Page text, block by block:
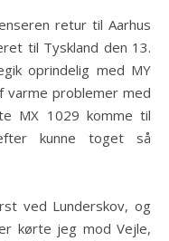
til Tyskland den 13.
oprindelig med MY
varme problemer med
MX 1029 komme til
kunne toget så
ved Lunderskov, og
kørte jeg mod Vejle,